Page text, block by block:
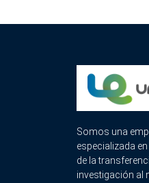
Somos una
especializada
de la
investigación al